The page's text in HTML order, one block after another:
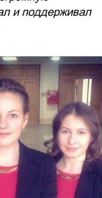
и поддерживал